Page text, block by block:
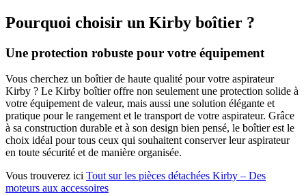
Pourquoi choisir un Kirby boîtier ?
Une protection robuste pour votre équipement
Vous cherchez un boîtier de haute qualité pour votre aspirateur
Kirby ? Le Kirby boîtier offre non seulement une protection solide à
votre équipement de valeur, mais aussi une solution élégante et
pratique pour le rangement et le transport de votre aspirateur. Grâce
à sa construction durable et à son design bien pensé, le boîtier est le
choix idéal pour tous ceux qui souhaitent conserver leur aspirateur
en toute sécurité et de manière organisée.
Vous trouverez ici Tout sur les pièces détachées Kirby – Des
moteurs aux accessoires